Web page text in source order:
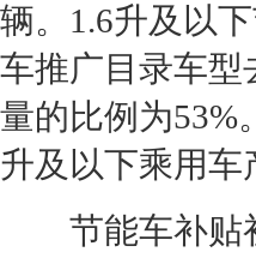
辆。1.6升及以下
车推广目录车型
量的比例为53%
升及以下乘用车
节能车补贴